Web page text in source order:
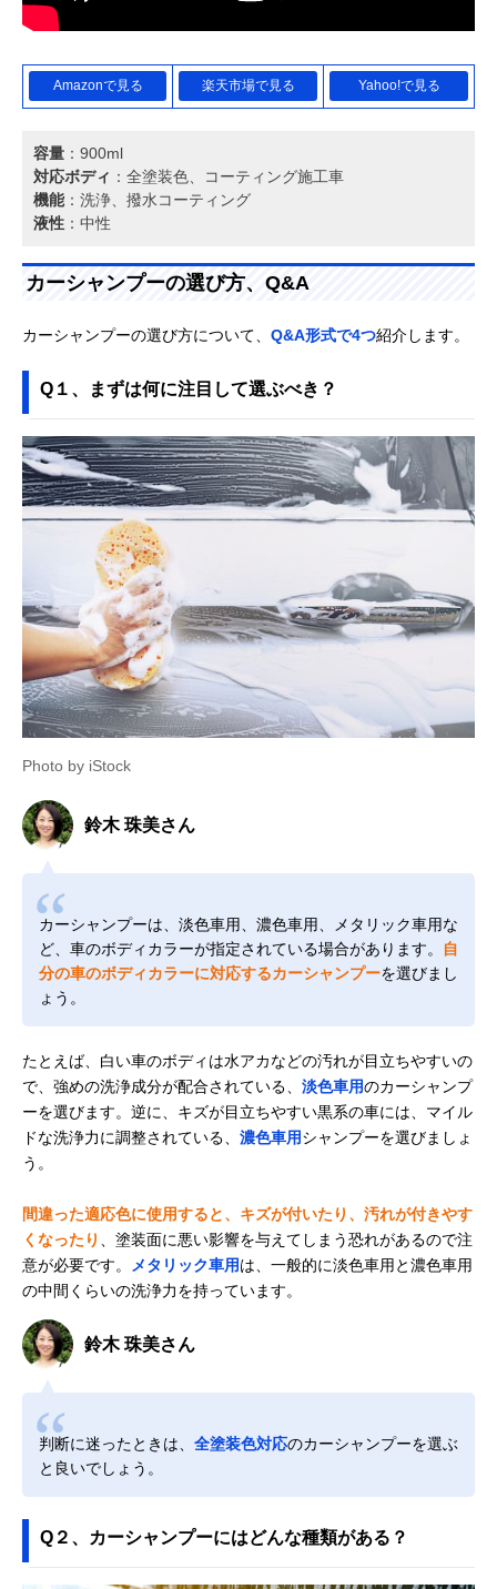
Amazonで見る 楽天市場で見る Yahoo!で見る
容量 ：900ml
対応ボディ ：全塗装色、コーティング施工車
機能：洗浄、撥水コーティング
液性 ：中性
カーシャンプーの選び方、Q&A
カーシャンプーの選び方について、 Q&A形式で4つ紹介します。
Q１、まずは何に注目して選ぶべき？
Photo by iStock
鈴木 珠美さん
カーシャンプーは、淡色車用、濃色車用、メタリック車用な
ど、車のボディカラーが指定されている場合があります。
自
分の車のボディカラーに対応するカーシャンプーを選びまし
ょう。
たとえば、白い車のボディは水アカなどの汚れが目立ちやすいの
で、強めの洗浄成分が配合されている、 淡色車用のカーシャンプ
ーを選びます。逆に、キズが目立ちやすい黒系の車には、マイル
ドな洗浄力に調整されている、 濃色車用シャンプーを選びましょ
う。
間違った適応色に使用すると、キズが付いたり、汚れが付きやす
くなったり
、塗装面に悪い影響を与えてしまう恐れがあるので注
意が必要です。
メタリック車用は、一般的に淡色車用と濃色車用
の中間くらいの洗浄力を持っています。
鈴木 珠美さん
判断に迷ったときは、 全塗装色対応のカーシャンプーを選ぶ
と良いでしょう。
Q２、カーシャンプーにはどんな種類がある？